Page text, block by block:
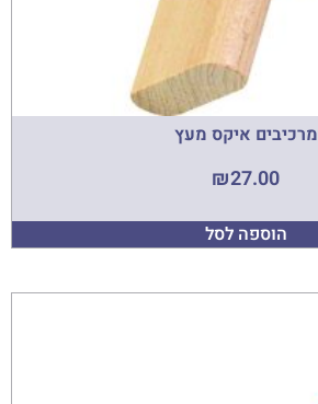
מרכיבים איקס מעץ
₪27.00
הוספה לסל